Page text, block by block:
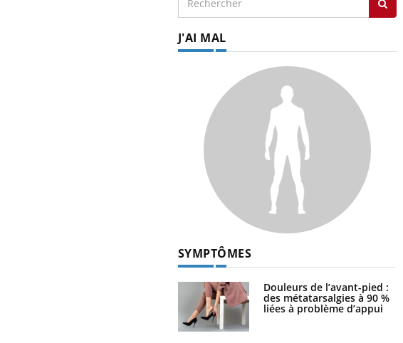
J'AI MAL
SYMPTÔMES
Douleurs de l’avant-pied :
des métatarsalgies à 90 %
liées à problème d’appui